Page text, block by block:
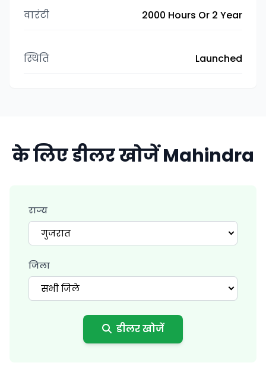
वारंटी 2000 Hours Or 2 Year
स्थिति Launched
के लिए डीलर खोजें Mahindra
राज्य
गुजरात
जिला
सभी जिले
डीलर खोजें